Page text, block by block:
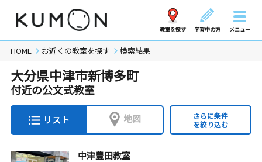
教室を探す 学習中の方 メニュー
HOME お近くの教室を探す 検索結果
大分県中津市新博多町
付近の公文式教室
リスト 地図
さらに条件
を絞り込む
中津豊田教室